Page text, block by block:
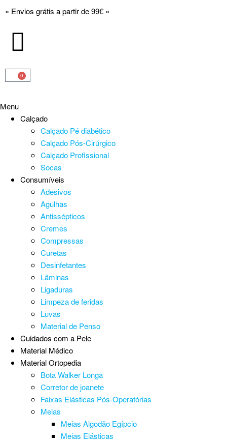
» Envios grátis a partir de 99€ «
0
Menu
Calçado
Calçado Pé diabético
Calçado Pós-Cirúrgico
Calçado Profissional
Socas
Consumíveis
Adesivos
Agulhas
Antissépticos
Cremes
Compressas
Curetas
Desinfetantes
Lâminas
Ligaduras
Limpeza de feridas
Luvas
Material de Penso
Cuidados com a Pele
Material Médico
Material Ortopedia
Bota Walker Longa
Corretor de joanete
Faixas Elásticas Pós-Operatórias
Meias
Meias Algodão Egípcio
Meias Elásticas